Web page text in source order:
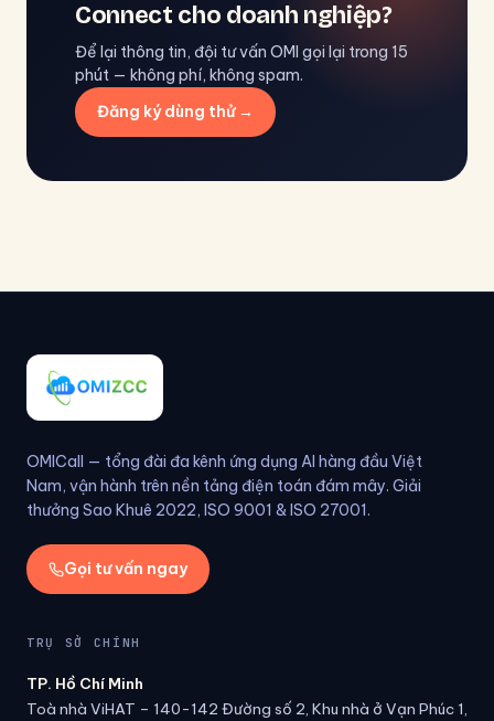
Connect cho doanh nghiệp?
Để lại thông tin, đội tư vấn OMI gọi lại trong 15
phút — không phí, không spam.
Đăng ký dùng thử →
OMICall — tổng đài đa kênh ứng dụng AI hàng đầu Việt
Nam, vận hành trên nền tảng điện toán đám mây. Giải
thưởng Sao Khuê 2022, ISO 9001 & ISO 27001.
Gọi tư vấn ngay
TRỤ SỞ CHÍNH
TP. Hồ Chí Minh
Toà nhà ViHAT – 140-142 Đường số 2, Khu nhà ở Vạn Phúc 1,